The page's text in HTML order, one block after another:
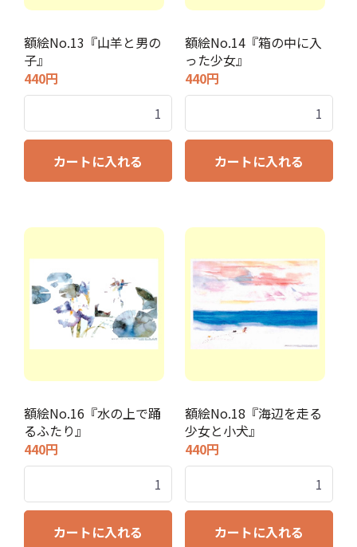
額絵No.13『山羊と男の
子』
440円
カートに入れる
額絵No.14『箱の中に入
った少女』
440円
カートに入れる
額絵No.16『水の上で踊
るふたり』
440円
カートに入れる
額絵No.18『海辺を走る
少女と小犬』
440円
カートに入れる